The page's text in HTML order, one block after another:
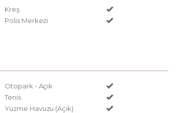
Kreş
Polis Merkezi
Otopark - Açık
Tenis
Yüzme Havuzu (Açık)